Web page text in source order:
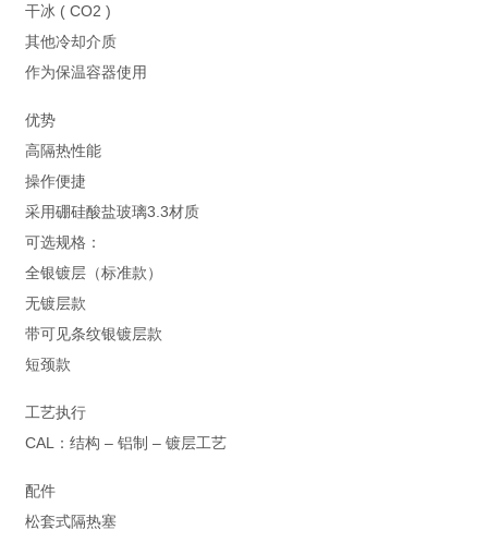
干冰 ( CO2 )
其他冷却介质
作为保温容器使用
优势
高隔热性能
操作便捷
采用硼硅酸盐玻璃3.3材质
可选规格：
全银镀层（标准款）
无镀层款
带可见条纹银镀层款
短颈款
工艺执行
CAL：结构 – 铝制 – 镀层工艺
配件
松套式隔热塞